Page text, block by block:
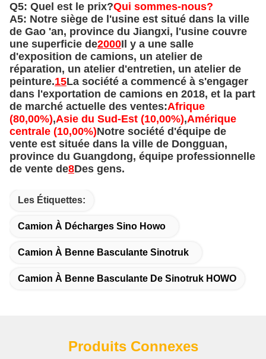
Q5: Quel est le prix?Qui sommes-nous?
A5: Notre siège de l'usine est situé dans la ville
de Gao 'an, province du Jiangxi, l'usine couvre
une superficie de2000Il y a une salle
d'exposition de camions, un atelier de
réparation, un atelier d'entretien, un atelier de
peinture.15La société a commencé à s'engager
dans l'exportation de camions en 2018, et la part
de marché actuelle des ventes:Afrique
(80,00%),Asie du Sud-Est (10,00%),Amérique
centrale (10,00%)Notre société d'équipe de
vente est située dans la ville de Dongguan,
province du Guangdong, équipe professionnelle
de vente de8Des gens.
Les Étiquettes:
Camion À Décharges Sino Howo
Camion À Benne Basculante Sinotruk
Camion À Benne Basculante De Sinotruk HOWO
Produits Connexes